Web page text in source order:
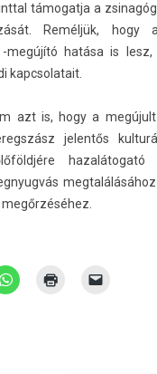
támogat­ja a
Reméljük, hogy
-megújító hatása is
kapcsolatait.
azt is, hogy a
jelen­tős
hazalátogató